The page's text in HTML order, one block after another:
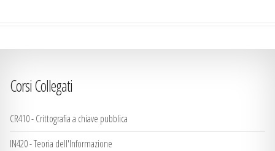
Corsi Collegati
CR410 - Crittografia a chiave pubblica
IN420 - Teoria dell'Informazione